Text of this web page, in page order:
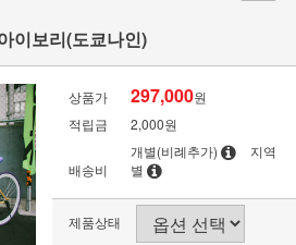
이보리(도쿄나인)
상품가 297,000원
적립금
2,000원
배송비
개별(비례추가)
지역
별
제품상태